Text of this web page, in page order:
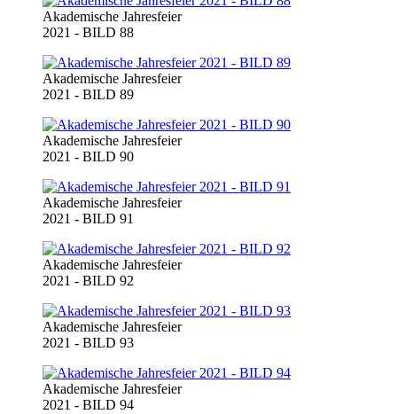
Akademische Jahresfeier
2021 - BILD 88
Akademische Jahresfeier
2021 - BILD 89
Akademische Jahresfeier
2021 - BILD 90
Akademische Jahresfeier
2021 - BILD 91
Akademische Jahresfeier
2021 - BILD 92
Akademische Jahresfeier
2021 - BILD 93
Akademische Jahresfeier
2021 - BILD 94